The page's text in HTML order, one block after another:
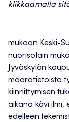
klikkaamalla
mukaan Keski-
nuorisolain
Jyväskylän
määrätietoista
kiinnittymisen
aikana kävi ilmi,
edelleen